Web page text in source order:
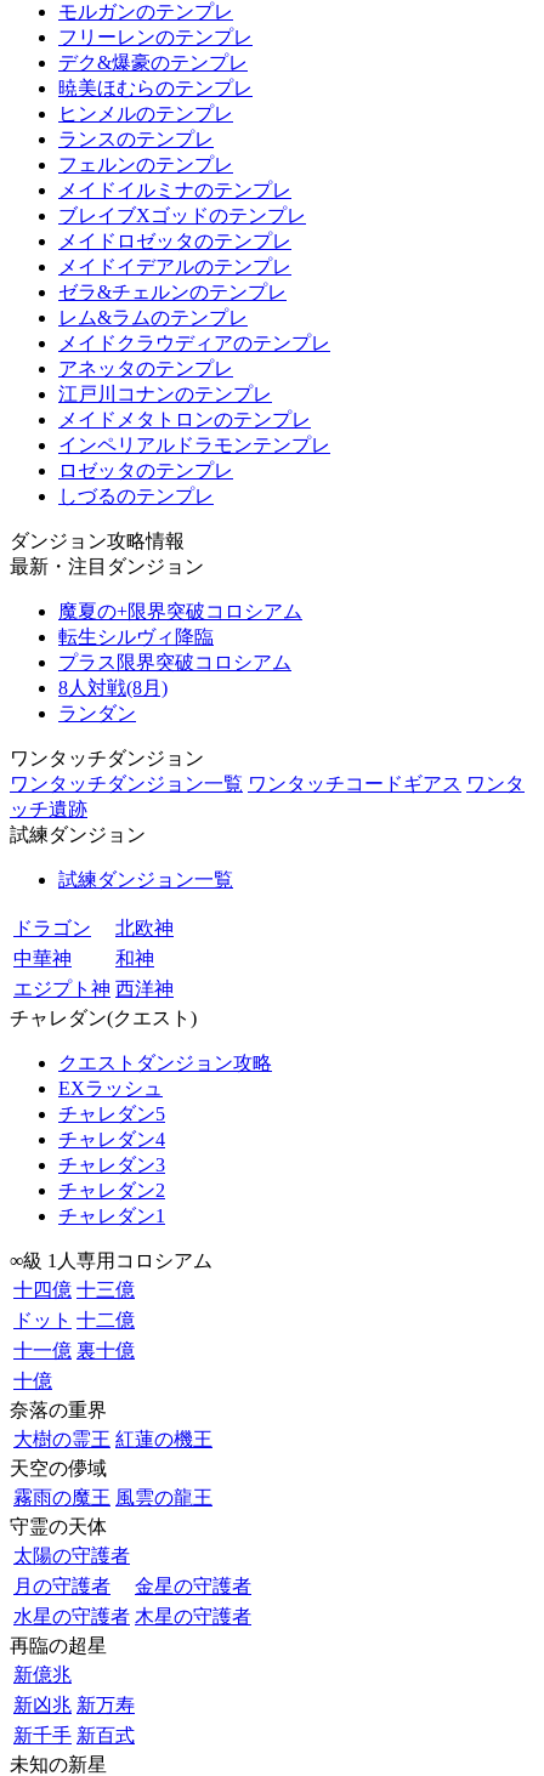
モルガンのテンプレ
フリーレンのテンプレ
デク&爆豪のテンプレ
暁美ほむらのテンプレ
ヒンメルのテンプレ
ランスのテンプレ
フェルンのテンプレ
メイドイルミナのテンプレ
ブレイブXゴッドのテンプレ
メイドロゼッタのテンプレ
メイドイデアルのテンプレ
ゼラ&チェルンのテンプレ
レム&ラムのテンプレ
メイドクラウディアのテンプレ
アネッタのテンプレ
江戸川コナンのテンプレ
メイドメタトロンのテンプレ
インペリアルドラモンテンプレ
ロゼッタのテンプレ
しづるのテンプレ
ダンジョン攻略情報
最新・注目ダンジョン
魔夏の+限界突破コロシアム
転生シルヴィ降臨
プラス限界突破コロシアム
8人対戦(8月)
ランダン
ワンタッチダンジョン
ワンタッチダンジョン一覧 ワンタッチコードギアス ワンタ
ッチ遺跡
試練ダンジョン
試練ダンジョン一覧
ドラゴン
北欧神
中華神
和神
エジプト神 西洋神
チャレダン(クエスト)
クエストダンジョン攻略
EXラッシュ
チャレダン5
チャレダン4
チャレダン3
チャレダン2
チャレダン1
∞級 1人専用コロシアム
十四億 十三億
ドット 十二億
十一億 裏十億
十億
奈落の重界
大樹の霊王 紅蓮の機王
天空の儚域
霧雨の魔王 風雲の龍王
守霊の天体
太陽の守護者
月の守護者
金星の守護者
水星の守護者 木星の守護者
再臨の超星
新億兆
新凶兆 新万寿
新千手 新百式
未知の新星